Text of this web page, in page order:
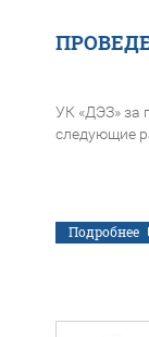
УК «ДЭЗ» за
следующие
Подробнее